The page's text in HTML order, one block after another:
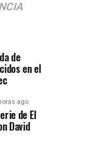
de
en el
ago
de El
David